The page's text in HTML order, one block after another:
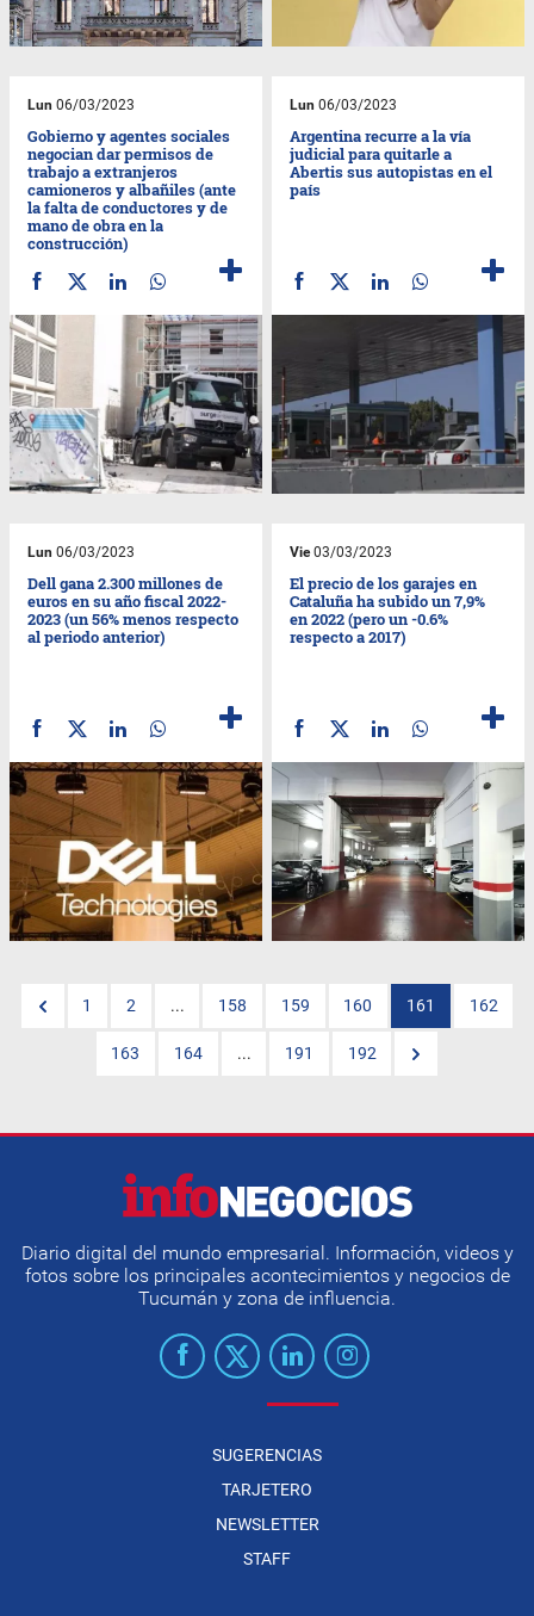
Lun 06/03/2023
Gobierno y agentes sociales
negocian dar permisos de
trabajo a extranjeros
camioneros y albañiles (ante
la falta de conductores y de
mano de obra en la
construcción)
Lun 06/03/2023
Argentina recurre a la vía
judicial para quitarle a
Abertis sus autopistas en el
país
Lun 06/03/2023
Dell gana 2.300 millones de
euros en su año fiscal 2022-
2023 (un 56% menos respecto
al periodo anterior)
Vie03/03/2023
El precio de los garajes en
Cataluña ha subido un 7,9%
en 2022 (pero un -0.6%
respecto a 2017)
1 2 ... 158 159 160 161 162
163 164 ... 191 192
Diario digital del mundo empresarial. Información, videos y
fotos sobre los principales acontecimientos y negocios de
Tucumán y zona de influencia.
SUGERENCIAS
TARJETERO
NEWSLETTER
STAFF